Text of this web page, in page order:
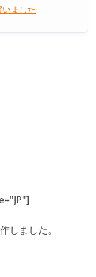
ました
しました。